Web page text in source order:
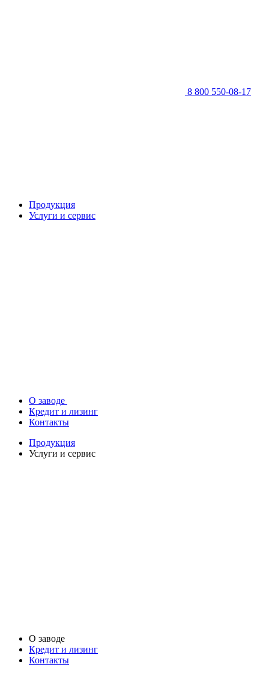
8 800 550-08-17
Продукция
Услуги и сервис
О заводе
Кредит и лизинг
Контакты
Продукция
Услуги и сервис
О заводе
Кредит и лизинг
Контакты